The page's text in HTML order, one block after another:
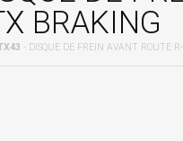
BRAKING
- DISQUE DE FREIN AVANT ROUTE